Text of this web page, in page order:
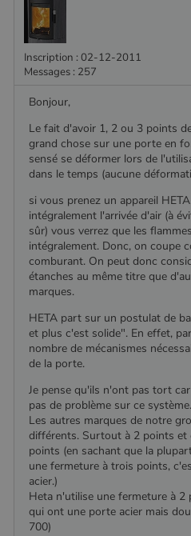
Inscription : 02-12-2011
Messages : 257
Bonjour,
Le fait d'avoir 1, 2 ou 3 points
grand chose sur une porte en
sensé se déformer lors de
dans le temps (aucune
si vous prenez un appareil
intégralement l'arrivée d'air (à
sûr) vous verrez que les
intégralement. Donc, on coupe
comburant. On peut donc
étanches au même titre que
marques.
HETA part sur un postulat de
et plus c'est solide". En effet,
nombre de mécanismes
de la porte.
Je pense qu'ils n'ont pas tort
pas de problème sur ce système.
Les autres marques de notre
différents. Surtout à 2 points et
points (en sachant que la
une fermeture à trois points,
acier.)
Heta n'utilise une fermeture à 2
qui ont une porte acier mais
700)